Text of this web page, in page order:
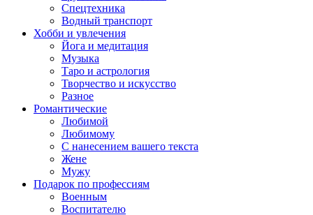
Спецтехника
Водный транспорт
Хобби и увлечения
Йога и медитация
Музыка
Таро и астрология
Творчество и искусство
Разное
Романтические
Любимой
Любимому
С нанесением вашего текста
Жене
Мужу
Подарок по профессиям
Военным
Воспитателю